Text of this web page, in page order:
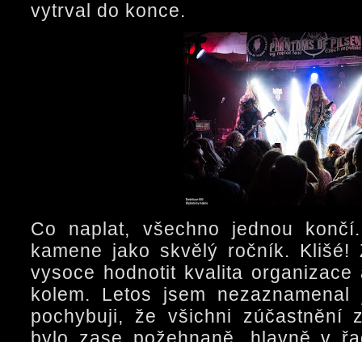
vytrval do konce.
Co naplat, všechno jednou
kamene jako skvělý ročník.
vysoce hodnotit kvalita
kolem. Letos jsem
pochybuji, že všichni zúčastnění